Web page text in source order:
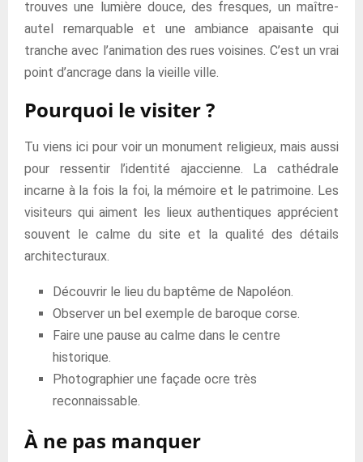
trouves une lumière douce, des fresques, un maître-
autel remarquable et une ambiance apaisante qui
tranche avec l’animation des rues voisines. C’est un vrai
point d’ancrage dans la vieille ville.
Pourquoi le visiter ?
Tu viens ici pour voir un monument religieux, mais aussi
pour ressentir l’identité ajaccienne. La cathédrale
incarne à la fois la foi, la mémoire et le patrimoine. Les
visiteurs qui aiment les lieux authentiques apprécient
souvent le calme du site et la qualité des détails
architecturaux.
Découvrir le lieu du baptême de Napoléon.
Observer un bel exemple de baroque corse.
Faire une pause au calme dans le centre
historique.
Photographier une façade ocre très
reconnaissable.
À ne pas manquer